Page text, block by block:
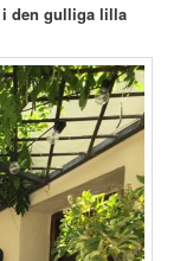
gulliga lilla